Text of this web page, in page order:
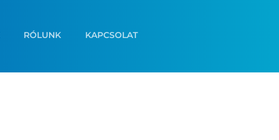
RÓLUNK KAPCSOLAT